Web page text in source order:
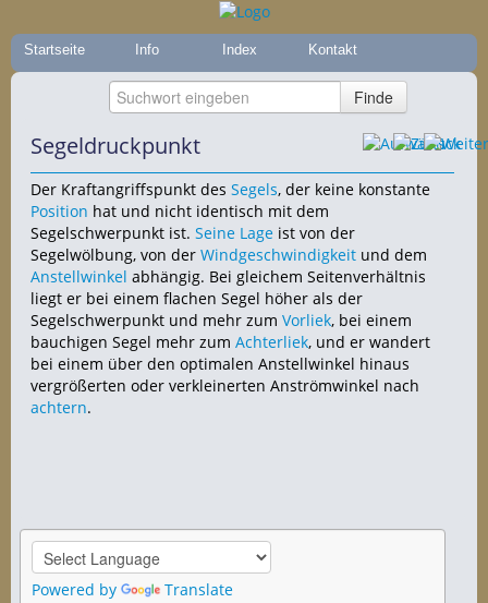
Startseite Info Index Kontakt
Segeldruckpunkt
Der Kraftangriffspunkt des Segels, der keine konstante
Position hat und nicht identisch mit dem
Segelschwerpunkt ist. Seine Lage ist von der
Segelwölbung, von der Windgeschwindigkeit und dem
Anstellwinkel abhängig. Bei gleichem Seitenverhältnis
liegt er bei einem flachen Segel höher als der
Segelschwerpunkt und mehr zum Vorliek, bei einem
bauchigen Segel mehr zum Achterliek, und er wandert
bei einem über den optimalen Anstellwinkel hinaus
vergrößerten oder verkleinerten Anströmwinkel nach
achtern.
Powered by Translate